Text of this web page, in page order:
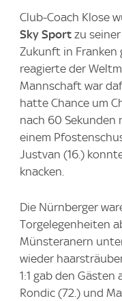
Club-Coach Klose
Sky Sport zu
Zukunft in Franken
reagierte der
Mannschaft war
hatte Chance um
nach 60 Sekunden
einem
Justvan (16.)
knacken.
Die Nürnberger
Torgelegenheiten
Münsteranern
wieder
1:1 gab den
Rondic (72.) und